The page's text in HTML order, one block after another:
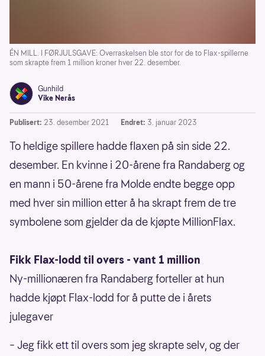
ÉN MILL. I FØRJULSGAVE: Overraskelsen ble stor for de to Flax-spillerne
som skrapte frem 1 million kroner hver 22. desember.
Gunhild
Vike Nerås
Publisert: 23. desember 2021 Endret: 3. januar 2023
To heldige spillere hadde flaxen på sin side 22.
desember. En kvinne i 20-årene fra Randaberg og
en mann i 50-årene fra Molde endte begge opp
med hver sin million etter å ha skrapt frem de tre
symbolene som gjelder da de kjøpte MillionFlax.
Fikk Flax-lodd til overs - vant 1 million
Ny-millionæren fra Randaberg forteller at hun
hadde kjøpt Flax-lodd for å putte de i årets
julegaver
– Jeg fikk ett til overs som jeg skrapte selv, og der